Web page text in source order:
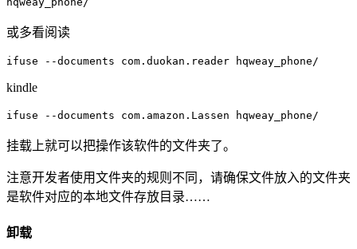
或多看阅读
ifuse --documents com.duokan.reader hqweay_phone/
kindle
ifuse --documents com.amazon.Lassen hqweay_phone/
挂载上就可以把操作该软件的文件夹了。
注意开发者使用文件夹的规则不同，请确保文件放入的文件夹
是软件对应的本地文件存放目录……
卸载